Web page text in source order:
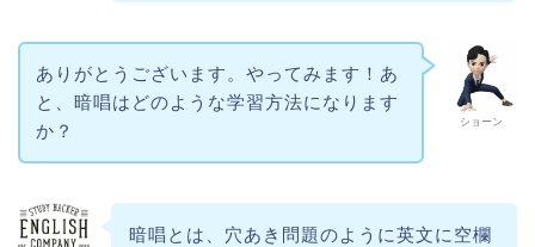
ショーン
ありがとうございます。やってみます！あ
と、暗唱はどのような学習方法になります
か？
暗唱とは、穴あき問題のように英文に空欄